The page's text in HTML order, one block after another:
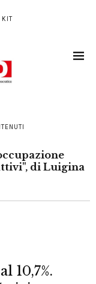
KIT
di Luigina
10,7%.